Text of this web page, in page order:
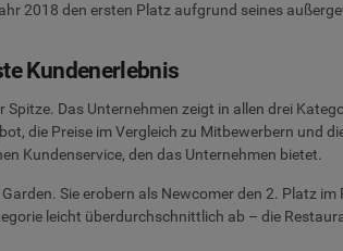
2018 den ersten Platz aufgrund seines
Kundenerlebnis
Das Unternehmen zeigt in allen drei
die Preise im Vergleich zu Mitbewerbern und
Kundenservice, den das Unternehmen bietet.
Sie erobern als Newcomer den 2. Platz
leicht überdurchschnittlich ab – die